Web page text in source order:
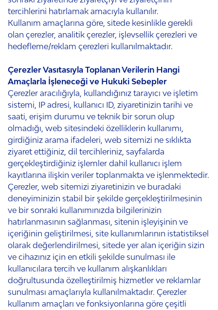
tercihlerini hatırlamak amacıyla kullanılır.
Kullanım amaçlarına göre, sitede kesinlikle gerekli
olan çerezler, analitik çerezler, işlevsellik çerezleri ve
hedefleme/reklam çerezleri kullanılmaktadır.
Çerezler Vasıtasıyla Toplanan Verilerin Hangi
Amaçlarla İşleneceği ve Hukuki Sebepler
Çerezler aracılığıyla, kullandığınız tarayıcı ve işletim
sistemi, IP adresi, kullanıcı ID, ziyaretinizin tarihi ve
saati, erişim durumu ve teknik bir sorun olup
olmadığı, web sitesindeki özelliklerin kullanımı,
girdiğiniz arama ifadeleri, web sitemizi ne sıklıkta
ziyaret ettiğiniz, dil tercihleriniz, sayfalarda
gerçekleştirdiğiniz işlemler dahil kullanıcı işlem
kayıtlarına ilişkin veriler toplanmakta ve işlenmektedir.
Çerezler, web sitemizi ziyaretinizin ve buradaki
deneyiminizin stabil bir şekilde gerçekleştirilmesinin
ve bir sonraki kullanımınızda bilgilerinizin
hatırlanmasının sağlanması, sitenin işleyişinin ve
içeriğinin geliştirilmesi, site kullanımlarının istatistiksel
olarak değerlendirilmesi, sitede yer alan içeriğin sizin
ve cihazınız için en etkili şekilde sunulması ile
kullanıcılara tercih ve kullanım alışkanlıkları
doğrultusunda özelleştirilmiş hizmetler ve reklamlar
sunulması amaçlarıyla kullanılmaktadır. Çerezler
kullanım amaçları ve fonksiyonlarına göre çeşitli